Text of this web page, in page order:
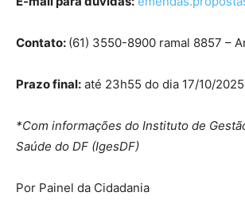
Contato: (61) 3550-8900 ramal 8857 –
Prazo final: até 23h55 do dia 17/10/2025
*Com informações do Instituto de
Saúde do DF (IgesDF)
Por Painel da Cidadania